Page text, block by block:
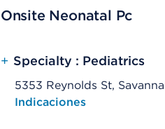
Onsite Neonatal Pc
+ Specialty : Pediatrics
5353 Reynolds St,
Opens native map
Indicaciones